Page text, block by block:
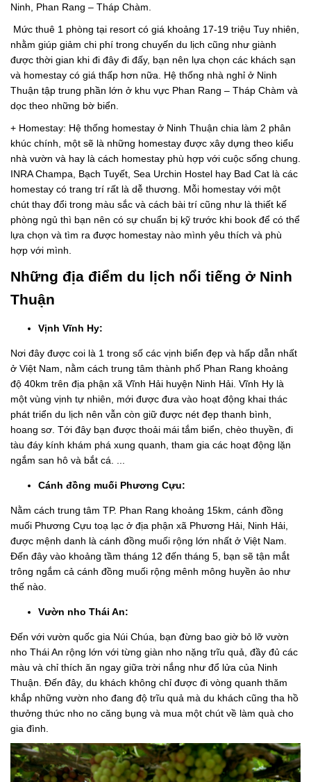
Ninh, Phan Rang – Tháp Chàm.
Mức thuê 1 phòng tại resort có giá khoảng 17-19 triệu Tuy nhiên,
nhằm giúp giảm chi phí trong chuyến du lịch cũng như giành
được thời gian khi đi đây đi đấy, bạn nên lựa chọn các khách sạn
và homestay có giá thấp hơn nữa. Hệ thống nhà nghỉ ở Ninh
Thuận tập trung phần lớn ở khu vực Phan Rang – Tháp Chàm và
dọc theo những bờ biển.
+ Homestay: Hệ thống homestay ở Ninh Thuận chia làm 2 phân
khúc chính, một sẽ là những homestay được xây dựng theo kiểu
nhà vườn và hay là cách homestay phù hợp với cuộc sống chung.
INRA Champa, Bạch Tuyết, Sea Urchin Hostel hay Bad Cat là các
homestay có trang trí rất là dễ thương. Mỗi homestay với một
chút thay đổi trong màu sắc và cách bài trí cũng như là thiết kế
phòng ngủ thì bạn nên có sự chuẩn bị kỹ trước khi book để có thể
lựa chọn và tìm ra được homestay nào mình yêu thích và phù
hợp với mình.
Những địa điểm du lịch nổi tiếng ở Ninh
Thuận
Vịnh Vĩnh Hy:
Nơi đây được coi là 1 trong số các vịnh biển đẹp và hấp dẫn nhất
ở Việt Nam, nằm cách trung tâm thành phố Phan Rang khoảng
độ 40km trên địa phận xã Vĩnh Hải huyện Ninh Hải. Vĩnh Hy là
một vùng vịnh tự nhiên, mới được đưa vào hoạt động khai thác
phát triển du lịch nên vẫn còn giữ được nét đẹp thanh bình,
hoang sơ. Tới đây bạn được thoải mái tắm biển, chèo thuyền, đi
tàu đáy kính khám phá xung quanh, tham gia các hoạt động lặn
ngắm san hô và bắt cá. ...
Cánh đồng muối Phương Cựu:
Nằm cách trung tâm TP. Phan Rang khoảng 15km, cánh đồng
muối Phương Cựu toạ lạc ở địa phận xã Phương Hải, Ninh Hải,
được mệnh danh là cánh đồng muối rộng lớn nhất ở Việt Nam.
Đến đây vào khoảng tầm tháng 12 đến tháng 5, bạn sẽ tận mắt
trông ngắm cả cánh đồng muối rộng mênh mông huyền ảo như
thế nào.
Vườn nho Thái An:
Đến với vườn quốc gia Núi Chúa, bạn đừng bao giờ bỏ lỡ vườn
nho Thái An rộng lớn với từng giàn nho nặng trĩu quả, đầy đủ các
màu và chỉ thích ăn ngay giữa trời nắng như đổ lửa của Ninh
Thuận. Đến đây, du khách không chỉ được đi vòng quanh thăm
khắp những vườn nho đang độ trĩu quả mà du khách cũng tha hồ
thưởng thức nho no căng bụng và mua một chút về làm quà cho
gia đình.